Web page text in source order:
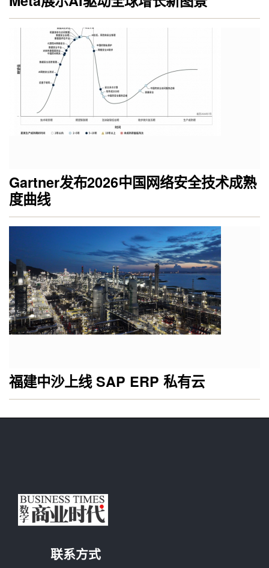
Gartner发布2026中国网络安全技术成熟
度曲线
福建中沙上线 SAP ERP 私有云
联系方式